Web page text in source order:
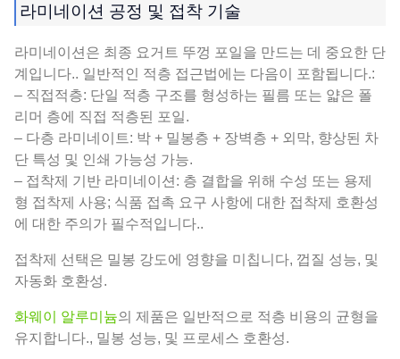
라미네이션 공정 및 접착 기술
라미네이션은 최종 요거트 뚜껑 포일을 만드는 데 중요한 단
계입니다.. 일반적인 적층 접근법에는 다음이 포함됩니다.:
– 직접적층: 단일 적층 구조를 형성하는 필름 또는 얇은 폴
리머 층에 직접 적층된 포일.
– 다층 라미네이트: 박 + 밀봉층 + 장벽층 + 외막, 향상된 차
단 특성 및 인쇄 가능성 가능.
– 접착제 기반 라미네이션: 층 결합을 위해 수성 또는 용제
형 접착제 사용; 식품 접촉 요구 사항에 대한 접착제 호환성
에 대한 주의가 필수적입니다..
접착제 선택은 밀봉 강도에 영향을 미칩니다, 껍질 성능, 및
자동화 호환성.
화웨이 알루미늄의 제품은 일반적으로 적층 비용의 균형을
유지합니다., 밀봉 성능, 및 프로세스 호환성.